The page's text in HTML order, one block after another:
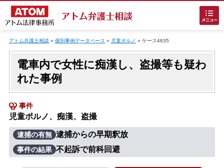
ホームに戻る
刑事事件でお困りの方
アトム弁護士相談 » 個別事例データベース » 児童ポルノ » ケース4635
電車内で女性に痴漢し、盗撮等も疑わ
れた事例
事件
児童ポルノ、痴漢、盗撮
逮捕の有無 逮捕からの早期釈放
事件の結果 不起訴で前科回避